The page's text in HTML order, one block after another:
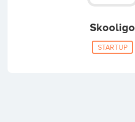
Skooligo
STARTUP